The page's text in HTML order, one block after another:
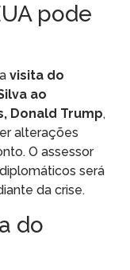
pode
visita do
ao
Donald Trump,
alterações
O assessor
será
da crise.
do